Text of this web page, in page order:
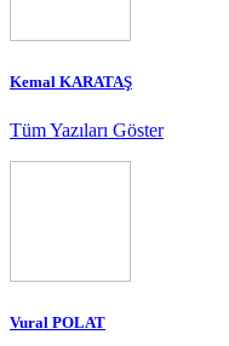
Kemal KARATAŞ
Tüm Yazıları Göster
Vural POLAT